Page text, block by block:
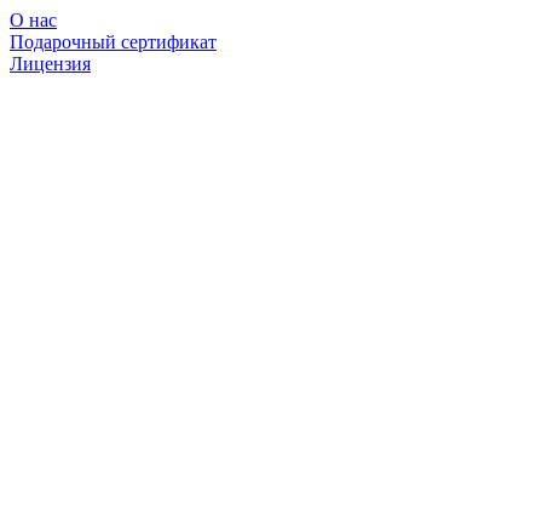
О нас
Подарочный сертификат
Лицензия